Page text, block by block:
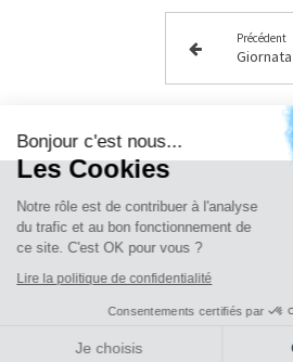
Précédent
Continuer sans accepter
Bonjour c'est nous...
Les Cookies
Notre rôle est de contribuer à l'analyse
du trafic et au bon fonctionnement de
ce site. C'est OK pour vous ?
Lire la politique de confidentialité
Consentements certifiés par
Je choisis